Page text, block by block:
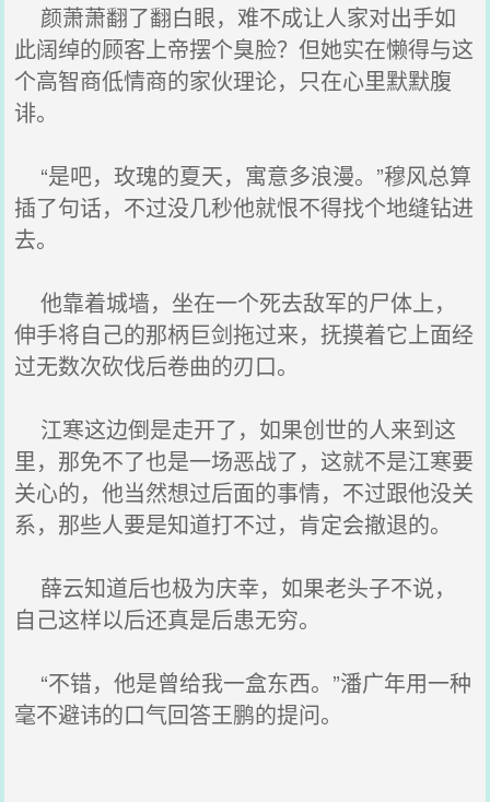
颜萧萧翻了翻白眼，难不成让人家对出手如
此阔绰的顾客上帝摆个臭脸？但她实在懒得与这
个高智商低情商的家伙理论，只在心里默默腹
诽。
“是吧，玫瑰的夏天，寓意多浪漫。”穆风总算
插了句话，不过没几秒他就恨不得找个地缝钻进
去。
他靠着城墙，坐在一个死去敌军的尸体上，
伸手将自己的那柄巨剑拖过来，抚摸着它上面经
过无数次砍伐后卷曲的刃口。
江寒这边倒是走开了，如果创世的人来到这
里，那免不了也是一场恶战了，这就不是江寒要
关心的，他当然想过后面的事情，不过跟他没关
系，那些人要是知道打不过，肯定会撤退的。
薛云知道后也极为庆幸，如果老头子不说，
自己这样以后还真是后患无穷。
“不错，他是曾给我一盒东西。”潘广年用一种
毫不避讳的口气回答王鹏的提问。